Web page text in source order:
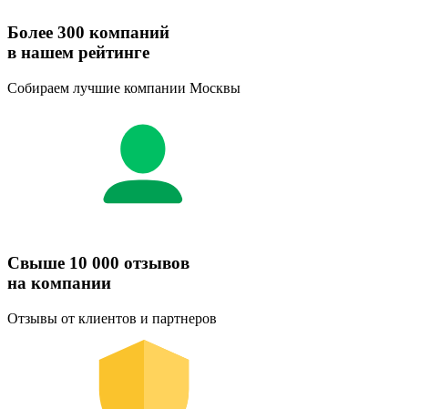
Более 300 компаний
в нашем рейтинге
Собираем лучшие компании Москвы
Свыше 10 000 отзывов
на компании
Отзывы от клиентов и партнеров